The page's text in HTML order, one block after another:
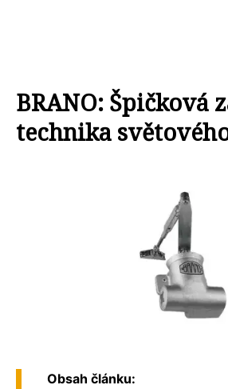
BRANO: Špičková
technika
Obsah článku: